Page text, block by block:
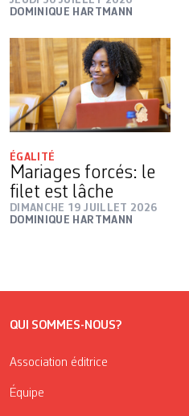
DOMINIQUE HARTMANN
ÉGALITÉ
Mariages forcés: le
filet est lâche
DIMANCHE 19 JUILLET 2026
DOMINIQUE HARTMANN
QUI SOMMES-NOUS?
Association éditrice
Équipe